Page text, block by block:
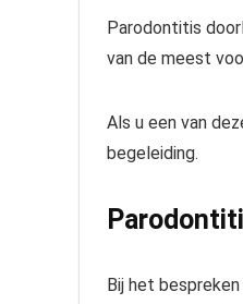
Parodontitis
van de meest
Als u een van
begeleiding.
Bij het